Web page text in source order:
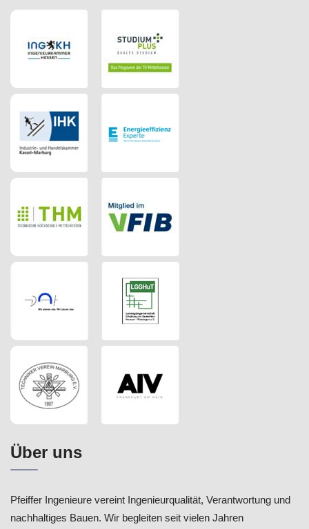
Über uns
Pfeiffer Ingenieure vereint Ingenieurqualität, Verantwortung und
nachhaltiges Bauen. Wir begleiten seit vielen Jahren